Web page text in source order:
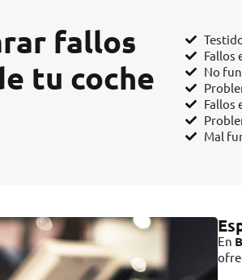
fallos
tu coche
Fallos
No
Fallos
Mal
En